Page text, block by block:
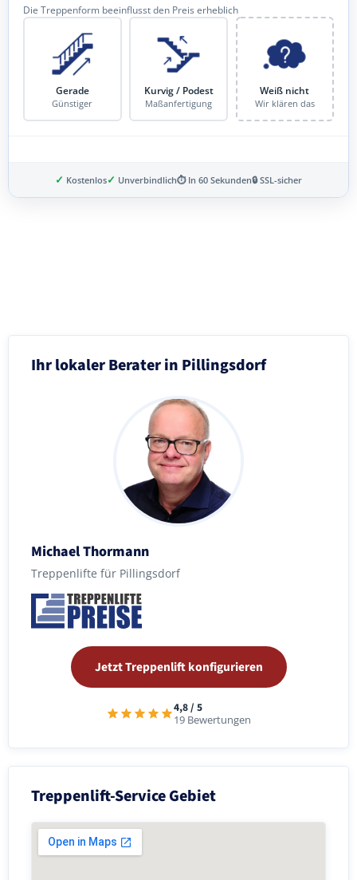
Die Treppenform beeinflusst den Preis erheblich
Gerade
Günstiger
Kurvig / Podest
Maßanfertigung
Weiß nicht
Wir klären das
✓ Kostenlos✓ Unverbindlich⏱ In 60 Sekunden🔒 SSL-sicher
Ihr lokaler Berater in Pillingsdorf
Michael Thormann
Treppenlifte für Pillingsdorf
Jetzt Treppenlift konfigurieren
4,8 / 5
19 Bewertungen
Treppenlift-Service Gebiet